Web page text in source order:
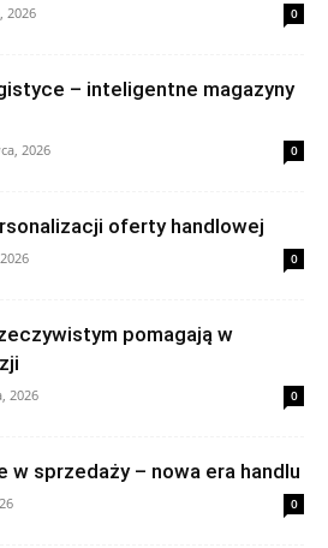
2026 0
– inteligentne magazyny
2026 0
oferty handlowej
0
pomagają w
2026 0
w sprzedaży – nowa era handlu
0